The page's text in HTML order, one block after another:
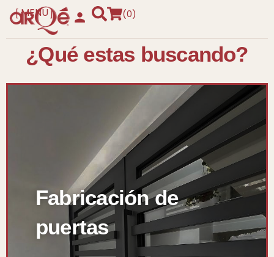
MENU
CLOSE
0
¿Qué estas buscando?
Fabricación de
puertas